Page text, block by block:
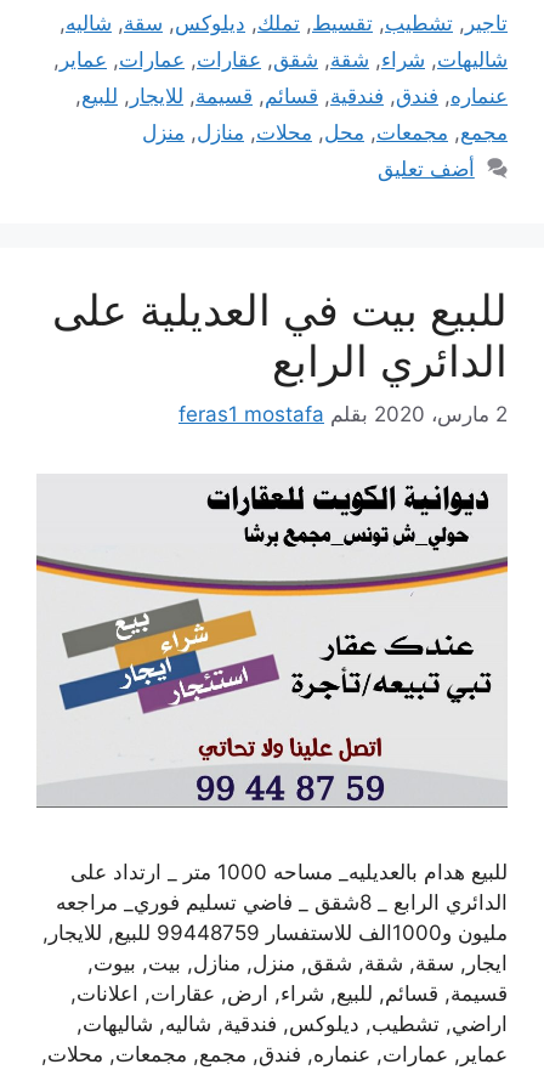
تاجير , تشطيب, تقسيط, تملك, ديلوكس, سقة, شاليه,
شاليهات, شراء, شقة, شقق, عقارات, عمارات, عماير ,
عنماره, فندق, فندقية, قسائم, قسيمة, للايجار , للبيع,
مجمع, مجمعات, محل, محلات, منازل, منزل
أضف تعليق
للبيع بيت في العديلية على
الدائري الرابع
2 مارس، 2020 بقلم feras1 mostafa
للبيع هدام بالعديليه_ مساحه 1000 متر _ ارتداد على
الدائري الرابع _ 8شقق _ فاضي تسليم فوري_ مراجعه
مليون و1000الف للاستفسار 99448759 للبيع, للايجار,
ايجار, سقة, شقة, شقق, منزل, منازل, بيت, بيوت,
قسيمة, قسائم, للبيع, شراء, ارض, عقارات, اعلانات,
اراضي, تشطيب, ديلوكس, فندقية, شاليه, شاليهات,
عماير, عمارات, عنماره, فندق, مجمع, مجمعات, محلات,